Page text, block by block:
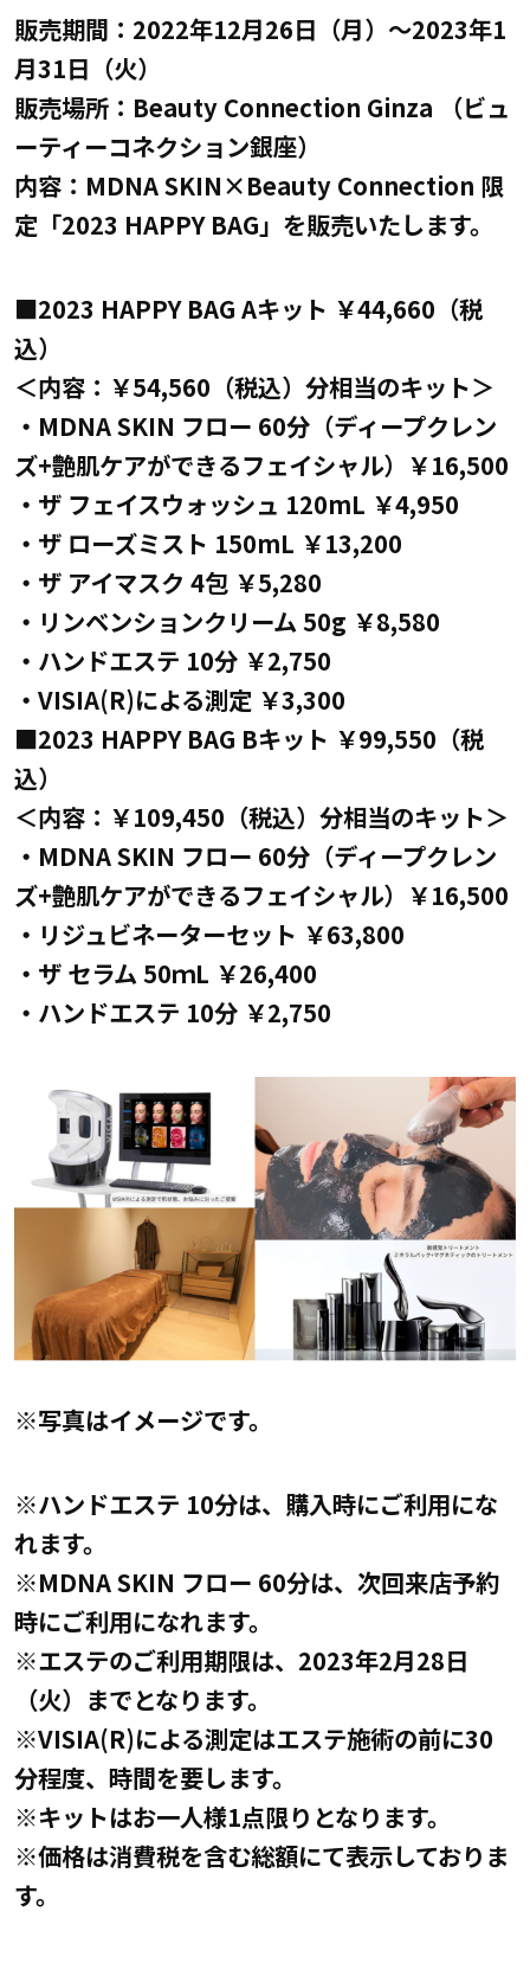
販売期間：2022年12月26日（月）～2023年1
月31日（火）
販売場所：Beauty Connection Ginza （ビュ
ーティーコネクション銀座）
内容：MDNA SKIN×Beauty Connection 限
定「2023 HAPPY BAG」を販売いたします。
■2023 HAPPY BAG Aキット ￥44,660（税
込）
＜内容：￥54,560（税込）分相当のキット＞
・MDNA SKIN フロー 60分（ディープクレン
ズ+艶肌ケアができるフェイシャル）￥16,500
・ザ フェイスウォッシュ 120mL ￥4,950
・ザ ローズミスト 150mL ￥13,200
・ザ アイマスク 4包 ￥5,280
・リンベンションクリーム 50g ￥8,580
・ハンドエステ 10分 ￥2,750
・VISIA(R)による測定 ￥3,300
■2023 HAPPY BAG Bキット ￥99,550（税
込）
＜内容：￥109,450（税込）分相当のキット＞
・MDNA SKIN フロー 60分（ディープクレン
ズ+艶肌ケアができるフェイシャル）￥16,500
・リジュビネーターセット ￥63,800
・ザ セラム 50ｍL ￥26,400
・ハンドエステ 10分 ￥2,750
※写真はイメージです。
※ハンドエステ 10分は、購入時にご利用にな
れます。
※MDNA SKIN フロー 60分は、次回来店予約
時にご利用になれます。
※エステのご利用期限は、2023年2月28日
（火）までとなります。
※VISIA(R)による測定はエステ施術の前に30
分程度、時間を要します。
※キットはお一人様1点限りとなります。
※価格は消費税を含む総額にて表示しておりま
す。